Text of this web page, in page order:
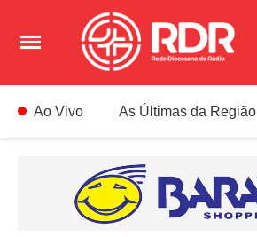
Ao Vivo As Últimas da Região